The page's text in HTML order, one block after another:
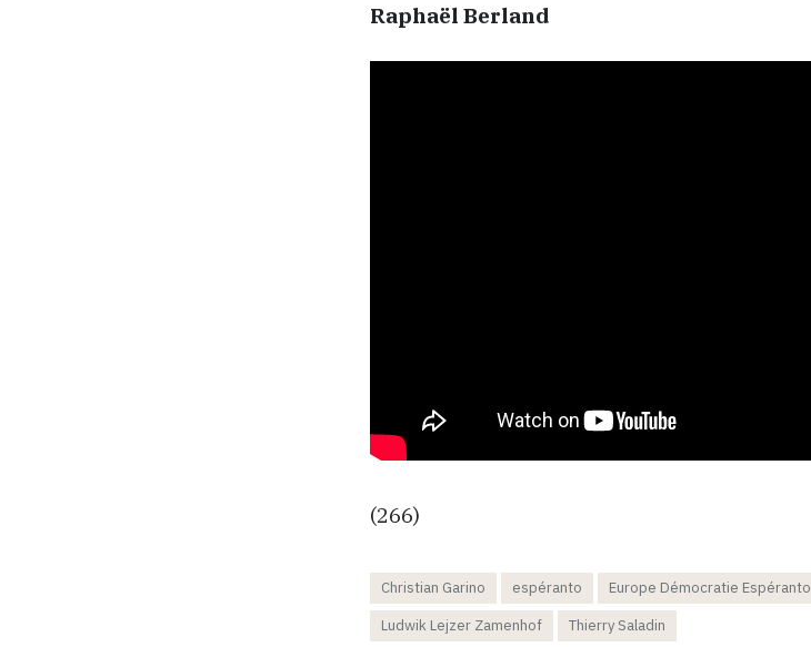
Raphaël Berland
(266)
Christian Garino espéranto Europe Démocratie Espéranto
Ludwik Lejzer Zamenhof
Thierry Saladin